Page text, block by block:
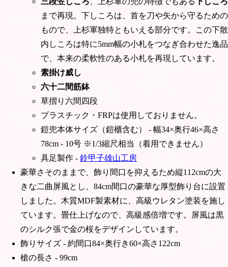
まで再現。下しころは、首を刀や矢から守るための
もので、上杉軍独特ともいえる部分です。この下散
内しころは特に5mm幅の小札をつなぎ合わせた逸品
で、本来の柔軟性のある小札を再現しています。
素掛け威し
六十二間筋鉢
草摺り六間四段
プラスチック・FRPは使用しておりません。
鎧兜本体サイズ（鎧櫃含む） - 幅34×奥行46×高さ
78cm - 10号 ※1/3縮尺相当（着用できません）
具足製作 - 鈴甲子雄山工房
豪華さそのままで、飾り間口を抑えるため縦112cmの大
きな二曲屏風とし、84cm間口の豪華な厚型飾り台に設置
しました。木質MDF製素材に、高級ウレタン塗装を施し
ています。畳仕上げなので、高級感倍増です。屏風は黒
のシルク張で金の桜をデザインしています。
飾りサイズ - 約間口84×奥行き60×高さ122cm
槍の長さ - 99cm